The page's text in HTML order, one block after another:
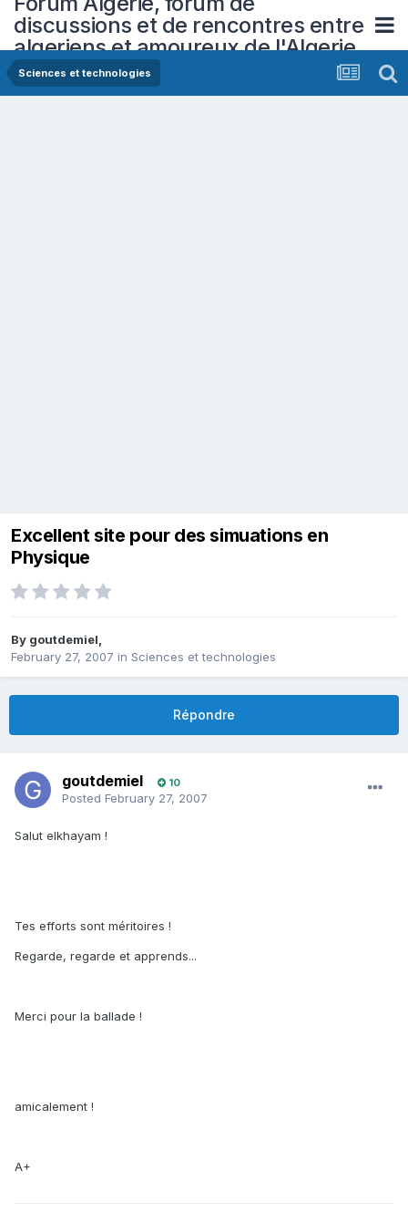
discussions et de rencontres entre
algeriens et amoureux de l'Algerie
Sciences et technologies
Excellent site pour des simuations en
Physique
By goutdemiel,
February 27, 2007 in Sciences et technologies
Répondre
goutdemiel 10
Posted February 27, 2007
Salut elkhayam !
Tes efforts sont méritoires !
Regarde, regarde et apprends...
Merci pour la ballade !
amicalement !
A+